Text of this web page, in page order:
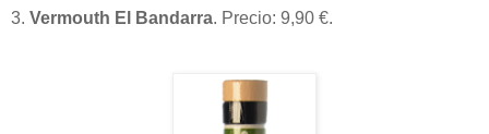
3. Vermouth El Bandarra. Precio: 9,90 €.